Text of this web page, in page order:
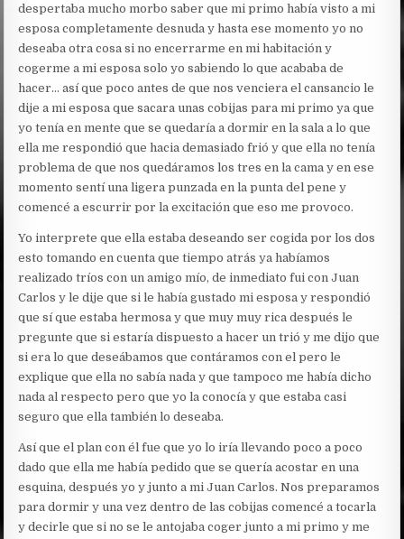
despertaba mucho morbo saber que mi primo había visto a mi
esposa completamente desnuda y hasta ese momento yo no
deseaba otra cosa si no encerrarme en mi habitación y
cogerme a mi esposa solo yo sabiendo lo que acababa de
hacer… así que poco antes de que nos venciera el cansancio le
dije a mi esposa que sacara unas cobijas para mi primo ya que
yo tenía en mente que se quedaría a dormir en la sala a lo que
ella me respondió que hacia demasiado frió y que ella no tenía
problema de que nos quedáramos los tres en la cama y en ese
momento sentí una ligera punzada en la punta del pene y
comencé a escurrir por la excitación que eso me provoco.
Yo interprete que ella estaba deseando ser cogida por los dos
esto tomando en cuenta que tiempo atrás ya habíamos
realizado tríos con un amigo mío, de inmediato fui con Juan
Carlos y le dije que si le había gustado mi esposa y respondió
que sí que estaba hermosa y que muy muy rica después le
pregunte que si estaría dispuesto a hacer un trió y me dijo que
si era lo que deseábamos que contáramos con el pero le
explique que ella no sabía nada y que tampoco me había dicho
nada al respecto pero que yo la conocía y que estaba casi
seguro que ella también lo deseaba.
Así que el plan con él fue que yo lo iría llevando poco a poco
dado que ella me había pedido que se quería acostar en una
esquina, después yo y junto a mi Juan Carlos. Nos preparamos
para dormir y una vez dentro de las cobijas comencé a tocarla
y decirle que si no se le antojaba coger junto a mi primo y me